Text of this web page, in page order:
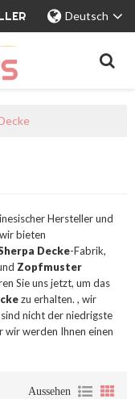
Deutsch
Hersteller und
bieten
Decke-Fabrik,
Zopfmuster
Sie uns jetzt, um das
zu erhalten. , wir
nicht der niedrigste
wir werden Ihnen einen
Aussehen